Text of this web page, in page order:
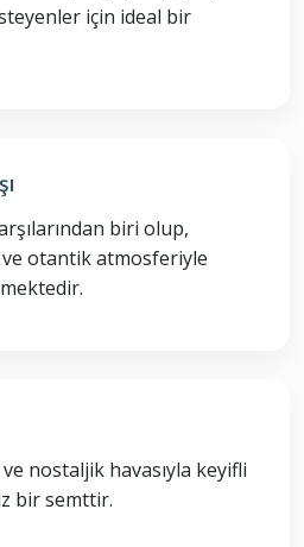
için ideal bir
biri olup,
otantik atmosferiyle
nostaljik havasıyla keyifli
bir semttir.